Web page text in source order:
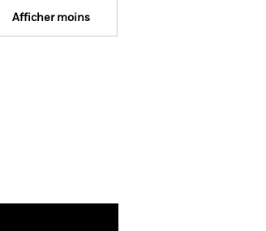
Afficher moins